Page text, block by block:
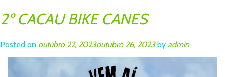
2º CACAU BIKE CANES
Posted on outubro 22, 2023outubro 26, 2023by admin